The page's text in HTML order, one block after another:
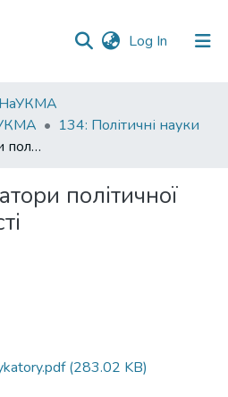
Log In (current)
134: Політичні науки
Можливі індикатори політичної відповідальності
політичної
(283.02 KB)